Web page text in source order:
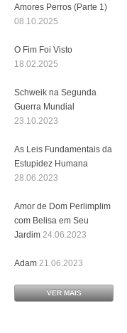
Amores Perros (Parte 1)
08.10.2025
O Fim Foi Visto
18.02.2025
Schweik na Segunda
Guerra Mundial
23.10.2023
As Leis Fundamentais da
Estupidez Humana
28.06.2023
Amor de Dom Perlimplim
com Belisa em Seu
Jardim 24.06.2023
Adam 21.06.2023
VER MAIS